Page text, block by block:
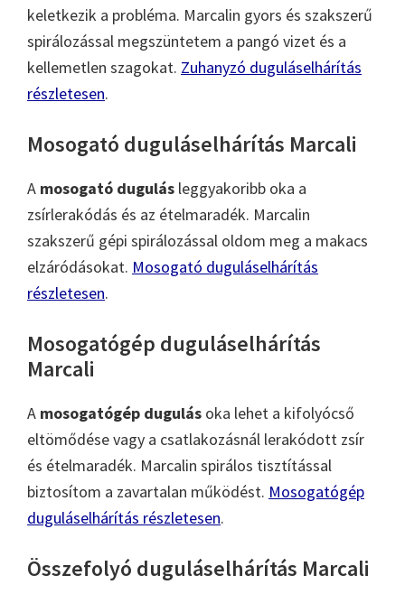
keletkezik a probléma. Marcalin gyors és szakszerű
spirálozással megszüntetem a pangó vizet és a
kellemetlen szagokat. Zuhanyzó duguláselhárítás
részletesen.
Mosogató duguláselhárítás Marcali
A mosogató dugulás leggyakoribb oka a
zsírlerakódás és az ételmaradék. Marcalin
szakszerű gépi spirálozással oldom meg a makacs
elzáródásokat. Mosogató duguláselhárítás
részletesen.
Mosogatógép duguláselhárítás
Marcali
A mosogatógép dugulás oka lehet a kifolyócső
eltömődése vagy a csatlakozásnál lerakódott zsír
és ételmaradék. Marcalin spirálos tisztítással
biztosítom a zavartalan működést. Mosogatógép
duguláselhárítás részletesen.
Összefolyó duguláselhárítás Marcali